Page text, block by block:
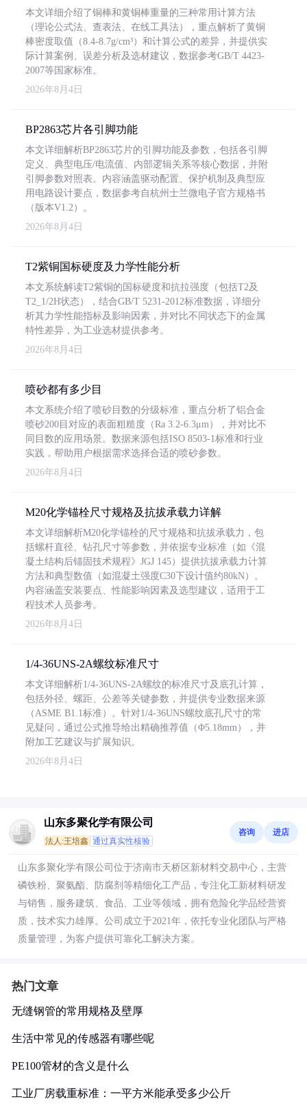
本文详细介绍了铜棒和黄铜棒重量的三种常用计算方法
（理论公式法、查表法、在线工具法），重点解析了黄铜
棒密度取值（8.4-8.7g/cm³）和计算公式的差异，并提供实
际计算案例、误差分析及选材建议，数据参考GB/T 4423-
2007等国家标准。
2026年8月4日
BP2863芯片各引脚功能
本文详细解析BP2863芯片的引脚功能及参数，包括各引脚
定义、典型电压/电流值、内部逻辑关系等核心数据，并附
引脚参数对照表。内容涵盖驱动配置、保护机制及典型应
用电路设计要点，数据参考自杭州士兰微电子官方规格书
（版本V1.2）。
2026年8月4日
T2紫铜国标硬度及力学性能分析
本文系统解读T2紫铜的国标硬度和抗拉强度（包括T2及
T2_1/2H状态），结合GB/T 5231-2012标准数据，详细分
析其力学性能指标及影响因素，并对比不同状态下的金属
特性差异，为工业选材提供参考。
2026年8月4日
喷砂都有多少目
本文系统介绍了喷砂目数的分级标准，重点分析了铝合金
喷砂200目对应的表面粗糙度（Ra 3.2-6.3μm），并对比不
同目数的应用场景。数据来源包括ISO 8503-1标准和行业
实践，帮助用户根据需求选择合适的喷砂参数。
2026年8月4日
M20化学锚栓尺寸规格及抗拔承载力详解
本文详细解析M20化学锚栓的尺寸规格和抗拔承载力，包
括螺杆直径、钻孔尺寸等参数，并依据专业标准（如《混
凝土结构后锚固技术规程》JGJ 145）提供抗拔承载力计算
方法和典型数值（如混凝土强度C30下设计值约80kN）。
内容涵盖安装要点、性能影响因素及选型建议，适用于工
程技术人员参考。
2026年8月4日
1/4-36UNS-2A螺纹标准尺寸
本文详细解析1/4-36UNS-2A螺纹的标准尺寸及底孔计算，
包括外径、螺距、公差等关键参数，并提供专业数据来源
（ASME B1.1标准）。针对1/4-36UNS螺纹底孔尺寸的常
见疑问，通过公式推导给出精确推荐值（Φ5.18mm），并
附加工艺建议与扩展知识。
2026年8月4日
山东多聚化学有限公司
法人:王培鑫 通过真实性核验
咨询 进店
山东多聚化学有限公司位于济南市天桥区新材料交易中心，主营
磷铁粉、聚氨酯、防腐剂等精细化工产品，专注化工新材料研发
与销售，服务建筑、食品、工业等领域，拥有危险化学品经营资
质，技术实力雄厚。公司成立于2021年，依托专业化团队与严格
质量管理，为客户提供可靠化工解决方案。
热门文章
无缝钢管的常用规格及壁厚
生活中常见的传感器有哪些呢
PE100管材的含义是什么
工业厂房载重标准：一平方米能承受多少公斤